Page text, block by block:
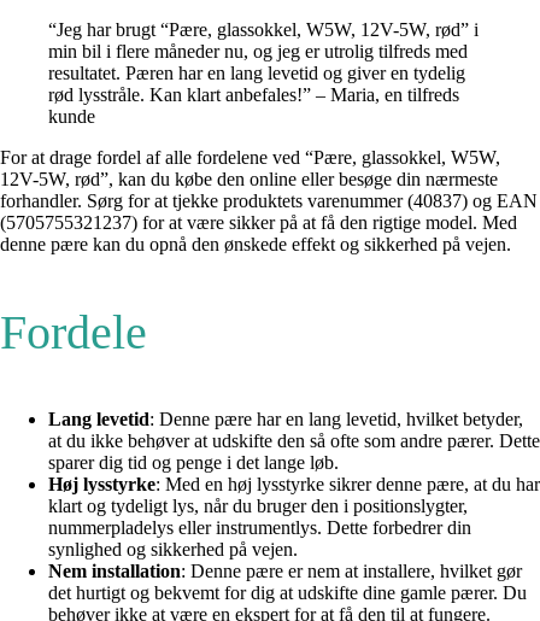
“Jeg har brugt “Pære, glassokkel, W5W, 12V-5W, rød” i
min bil i flere måneder nu, og jeg er utrolig tilfreds med
resultatet. Pæren har en lang levetid og giver en tydelig
rød lysstråle. Kan klart anbefales!” – Maria, en tilfreds
kunde
For at drage fordel af alle fordelene ved “Pære, glassokkel, W5W,
12V-5W, rød”, kan du købe den online eller besøge din nærmeste
forhandler. Sørg for at tjekke produktets varenummer (40837) og EAN
(5705755321237) for at være sikker på at få den rigtige model. Med
denne pære kan du opnå den ønskede effekt og sikkerhed på vejen.
Fordele
Lang levetid: Denne pære har en lang levetid, hvilket betyder,
at du ikke behøver at udskifte den så ofte som andre pærer. Dette
sparer dig tid og penge i det lange løb.
Høj lysstyrke: Med en høj lysstyrke sikrer denne pære, at du har
klart og tydeligt lys, når du bruger den i positionslygter,
nummerpladelys eller instrumentlys. Dette forbedrer din
synlighed og sikkerhed på vejen.
Nem installation: Denne pære er nem at installere, hvilket gør
det hurtigt og bekvemt for dig at udskifte dine gamle pærer. Du
behøver ikke at være en ekspert for at få den til at fungere.